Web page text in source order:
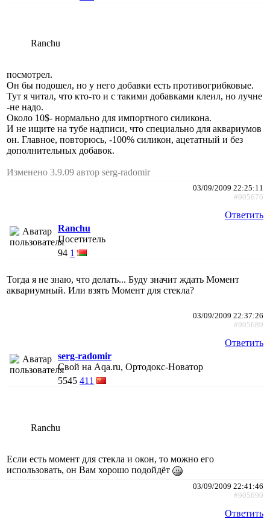
Ranchu
посмотрел.
Он бы подошел, но у него добавки есть противогрибковые.
Тут я читал, что кто-то и с такими добавками клеил, но лучне
-не надо.
Около 10$- нормально для импортного силикона.
И не ищите на тубе надписи, что специально для аквариумов
он. Главное, повторюсь, -100% силикон, ацетатный и без
дополнительных добавок.
Изменено 3.9.09 автор serg-radomir
03/09/2009 22:25:11
#905676
Ответить
Ranchu
Посетитель
94 1
Тогда я не знаю, что делать... Буду значит ждать Момент
аквариумный. Или взять Момент для стекла?
03/09/2009 22:37:26
#905689
Ответить
serg-radomir
Свой на Aqa.ru, Ортодокс-Новатор
5545 411
Ranchu
Если есть момент для стекла и окон, то можно его
использовать, он Вам хорошо подойдёт
03/09/2009 22:41:46
#905690
Ответить